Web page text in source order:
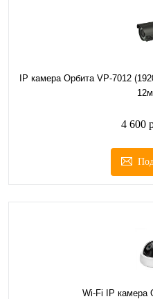
IP камера Орбита VP-7012
4 600
Wi-Fi IP камера